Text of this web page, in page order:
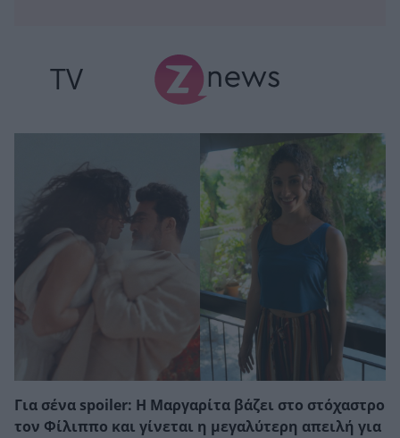
TV
Για σένα spoiler: Η Μαργαρίτα βάζει στο στόχαστρο
τον Φίλιππο και γίνεται η μεγαλύτερη απειλή για